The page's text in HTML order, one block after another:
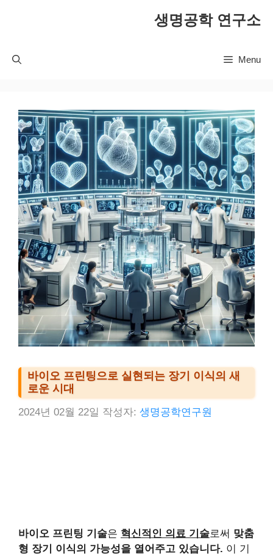
생명공학 연구소
Menu
바이오 프린팅으로 실현되는 장기 이식의 새
로운 시대
2024년 02월 22일 작성자: 생명공학연구원
바이오 프린팅 기술은 혁신적인 의료 기술로써 맞춤
형 장기 이식의 가능성을 열어주고 있습니다. 이 기